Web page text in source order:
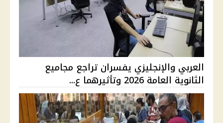
العربي والإنجليزي يفسران تراجع مجاميع
الثانوية العامة 2026 وتأثيرهما ع...